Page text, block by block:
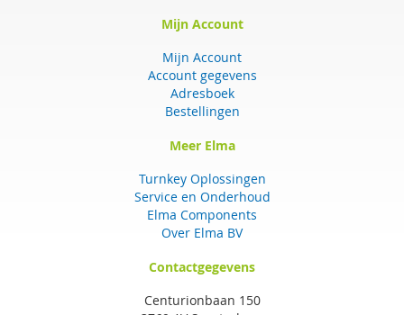
Mijn Account
Mijn Account
Account gegevens
Adresboek
Bestellingen
Meer Elma
Turnkey Oplossingen
Service en Onderhoud
Elma Components
Over Elma BV
Contactgegevens
Centurionbaan 150